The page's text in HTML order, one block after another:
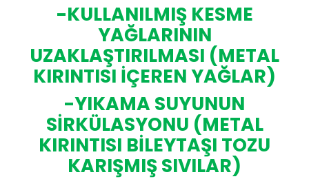
-KULLANILMIŞ KESME
YAĞLARININ
UZAKLAŞTIRILMASI (METAL
KIRINTISI İÇEREN YAĞLAR)
-YIKAMA SUYUNUN
SİRKÜLASYONU (METAL
KIRINTISI BİLEYTAŞI TOZU
KARIŞMIŞ SIVILAR)